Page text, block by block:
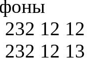
12 12
12 13